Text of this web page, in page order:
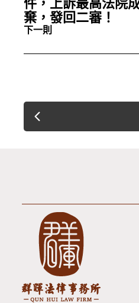
件，上訴最高法院
棄，發回二審！
下一則